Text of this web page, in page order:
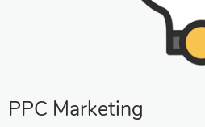
PPC Marketing